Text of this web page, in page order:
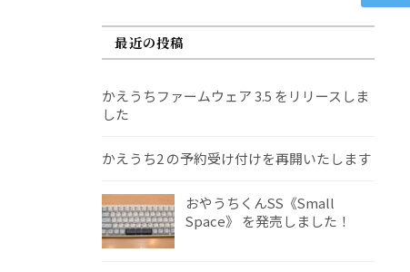
最近の投稿
かえうちファームウェア 3.5 をリリースしま
した
かえうち2 の予約受け付けを再開いたします
おやうちくんSS《Small
Space》 を発売しました！